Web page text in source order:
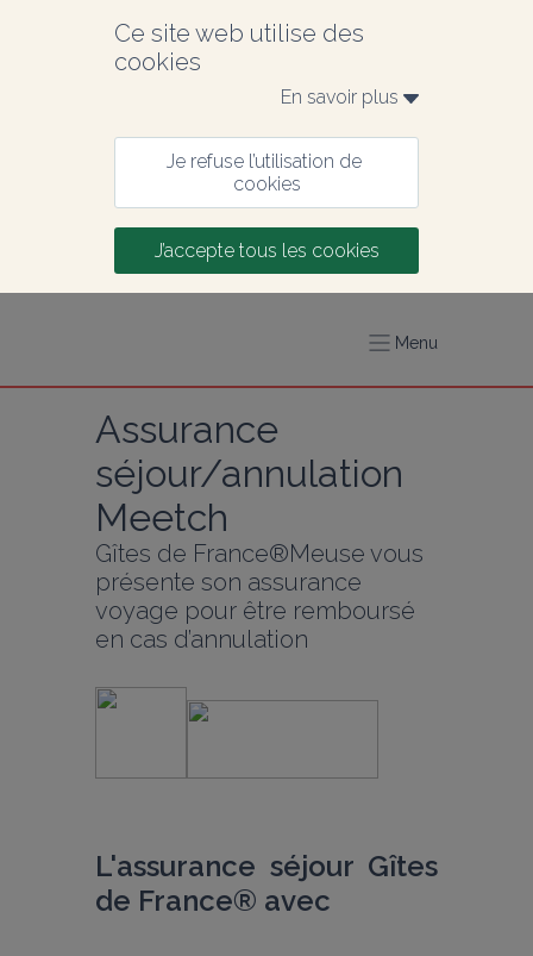
Ce site web utilise des
cookies
En savoir plus
Je refuse l’utilisation de
cookies
J’accepte tous les cookies
Menu
Assurance
séjour/annulation
Meetch
Gîtes de France®Meuse vous
présente son assurance
voyage pour être remboursé
en cas d’annulation
L'assurance séjour Gîtes
de France® avec